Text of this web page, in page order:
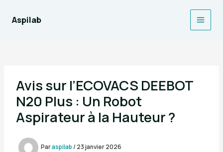
contenu
Aspilab
Main
Avis sur l’ECOVACS DEEBOT
N20 Plus : Un Robot
Aspirateur à la Hauteur ?
Paraspilab/ 23 janvier 2026